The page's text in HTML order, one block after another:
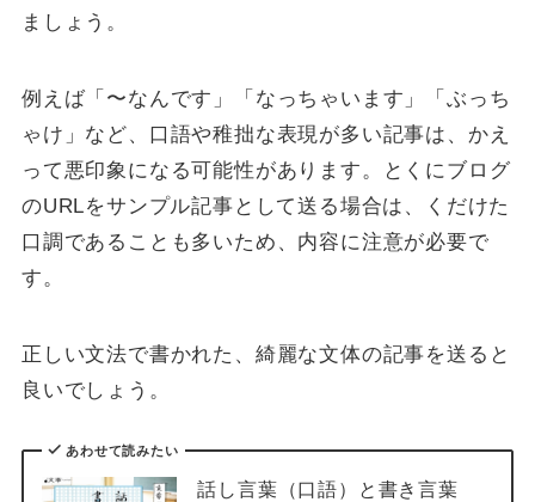
ましょう。
例えば「〜なんです」「なっちゃいます」「ぶっち
ゃけ」など、口語や稚拙な表現が多い記事は、かえ
って悪印象になる可能性があります。とくにブログ
のURLをサンプル記事として送る場合は、くだけた
口調であることも多いため、内容に注意が必要で
す。
正しい文法で書かれた、綺麗な文体の記事を送ると
良いでしょう。
あわせて読みたい
話し言葉（口語）と書き言葉